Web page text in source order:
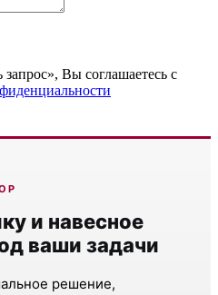
Вы соглашаетесь c
и навесное
ваши задачи
решение,